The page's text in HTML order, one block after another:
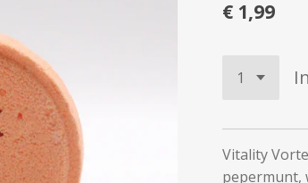
€ 1,99
Vitality
pepermunt,